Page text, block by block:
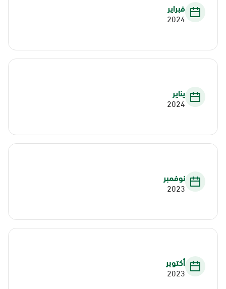
فبراير
2024
يناير
2024
نوفمبر
2023
أكتوبر
2023